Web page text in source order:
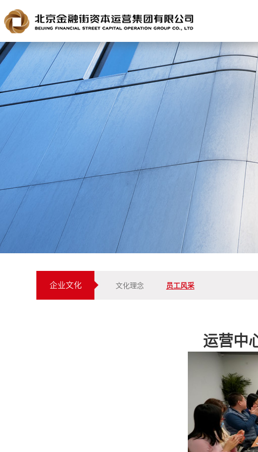
企业文化 文化理念 员工风采
运营中